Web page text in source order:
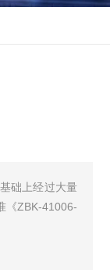
础上经过大量
《ZBK-41006-